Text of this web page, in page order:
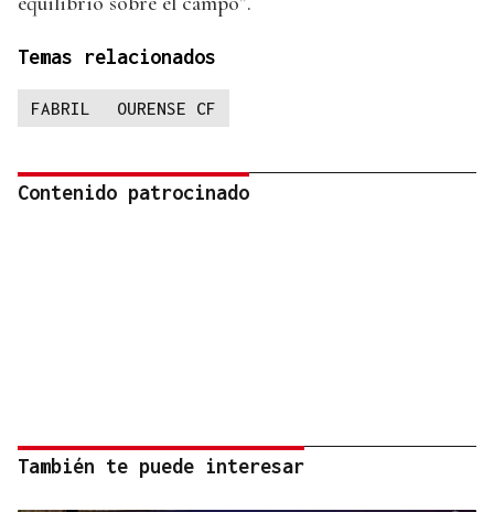
Temas relacionados
FABRIL OURENSE CF
Contenido patrocinado
También te puede interesar